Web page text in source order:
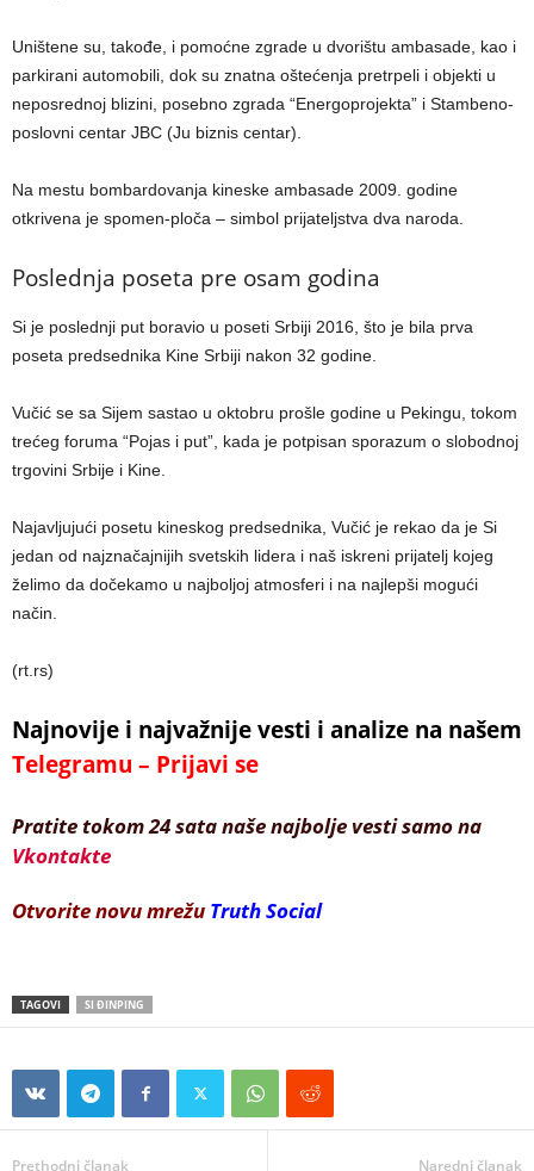
Uništene su, takođe, i pomoćne zgrade u dvorištu ambasade, kao i
parkirani automobili, dok su znatna oštećenja pretrpeli i objekti u
neposrednoj blizini, posebno zgrada “Energoprojekta” i Stambeno-
poslovni centar JBC (Ju biznis centar).
Na mestu bombardovanja kineske ambasade 2009. godine
otkrivena je spomen-ploča – simbol prijateljstva dva naroda.
Poslednja poseta pre osam godina
Si je poslednji put boravio u poseti Srbiji 2016, što je bila prva
poseta predsednika Kine Srbiji nakon 32 godine.
Vučić se sa Sijem sastao u oktobru prošle godine u Pekingu, tokom
trećeg foruma “Pojas i put”, kada je potpisan sporazum o slobodnoj
trgovini Srbije i Kine.
Najavljujući posetu kineskog predsednika, Vučić je rekao da je Si
jedan od najznačajnijih svetskih lidera i naš iskreni prijatelj kojeg
želimo da dočekamo u najboljoj atmosferi i na najlepši mogući
način.
(rt.rs)
Najnovije i najvažnije vesti i analize na našem
Telegramu – Prijavi se
Pratite tokom 24 sata naše najbolje vesti samo na
Vkontakte
Otvorite novu mrežu Truth Social
TAGOVI SI ĐINPING
Prethodni članak Naredni članak